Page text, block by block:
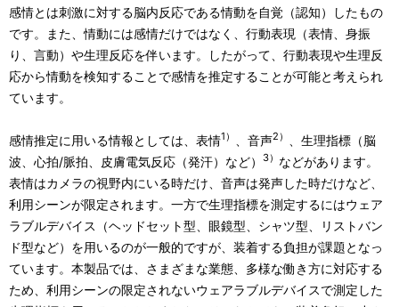
感情とは刺激に対する脳内反応である情動を自覚（認知）したもの
です。また、情動には感情だけではなく、行動表現（表情、身振
り、言動）や生理反応を伴います。したがって、行動表現や生理反
応から情動を検知することで感情を推定することが可能と考えられ
ています。
感情推定に用いる情報としては、表情1） 、音声2）
、生理指標（脳
波、心拍/脈拍、皮膚電気反応（発汗）など）
3） などがあります。
表情はカメラの視野内にいる時だけ、音声は発声した時だけなど、
利用シーンが限定されます。一方で生理指標を測定するにはウェア
ラブルデバイス（ヘッドセット型、眼鏡型、シャツ型、リストバン
ド型など）を用いるのが一般的ですが、装着する負担が課題となっ
ています。本製品では、さまざまな業態、多様な働き方に対応する
ため、利用シーンの限定されないウェアラブルデバイスで測定した